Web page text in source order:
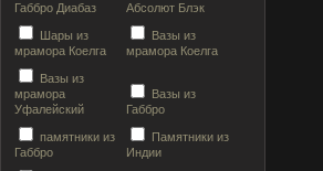
Габбро Диабаз
Абсолют Блэк
Шары из
мрамора Коелга
Вазы из
мрамора Коелга
Вазы из
мрамора
Уфалейский
Вазы из
Габбро
памятники из
Габбро
Памятники из
Индии